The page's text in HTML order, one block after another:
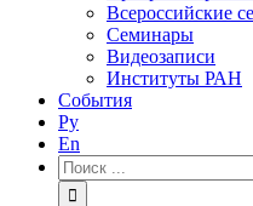
Всероссийские
Семинары
Видеозаписи
Институты РАН
События
Ру
En
Результат
поиска: